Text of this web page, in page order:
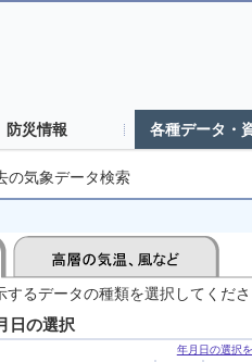
防災情報 各種データ・
の気象データ検索
るデータの種類を選択してくだ
日の選択
年月日の選択